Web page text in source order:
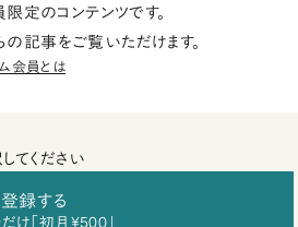
定のコンテンツです。
の記事をご覧いただけます。
会員とは
てください
録する
「初月¥500」